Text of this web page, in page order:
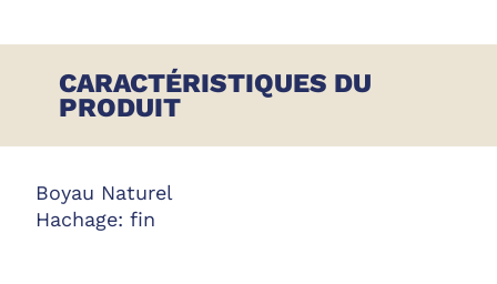
CARACTÉRISTIQUES DU
PRODUIT
Boyau Naturel
Hachage: fin